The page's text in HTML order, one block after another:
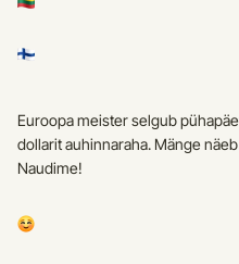
Euroopa meister selgub
dollarit auhinnaraha. Mänge
Naudime!